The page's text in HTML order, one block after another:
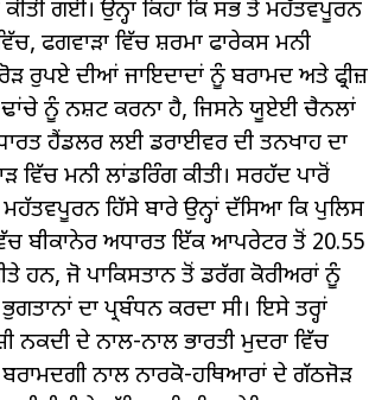
ਗਈ। ਉਨ੍ਹਾਂ ਕਿਹਾ ਕਿ ਸਭ ਤੋਂ ਮਹੱਤਵਪੂਰਨ
ਫਗਵਾੜਾ ਵਿੱਚ ਸ਼ਰਮਾ ਫਾਰੇਕਸ ਮਨੀ
ਰੁਪਏ ਦੀਆਂ ਜਾਇਦਾਦਾਂ ਨੂੰ ਬਰਾਮਦ ਅਤੇ ਫ੍ਰੀਜ਼
ਨੂੰ ਨਸ਼ਟ ਕਰਨਾ ਹੈ, ਜਿਸਨੇ ਯੂਏਈ ਚੈਨਲਾਂ
ਹੈਂਡਲਰ ਲਈ ਡਰਾਈਵਰ ਦੀ ਤਨਖਾਹ ਦਾ
ਮਨੀ ਲਾਂਡਰਿੰਗ ਕੀਤੀ। ਸਰਹੱਦ ਪਾਰੋਂ
ਹਿੱਸੇ ਬਾਰੇ ਉਨ੍ਹਾਂ ਦੱਸਿਆ ਕਿ ਪੁਲਿਸ
ਬੀਕਾਨੇਰ ਅਧਾਰਤ ਇੱਕ ਆਪਰੇਟਰ ਤੋਂ 20.55
ਹਨ, ਜੋ ਪਾਕਿਸਤਾਨ ਤੋਂ ਡਰੱਗ ਕੋਰੀਅਰਾਂ ਨੂੰ
ਦਾ ਪ੍ਰਬੰਧਨ ਕਰਦਾ ਸੀ। ਇਸੇ ਤਰ੍ਹਾਂ
ਨਕਦੀ ਦੇ ਨਾਲ-ਨਾਲ ਭਾਰਤੀ ਮੁਦਰਾ ਵਿੱਚ
ਨਾਲ ਨਾਰਕੋ-ਹਥਿਆਰਾਂ ਦੇ ਗੱਠਜੋੜ